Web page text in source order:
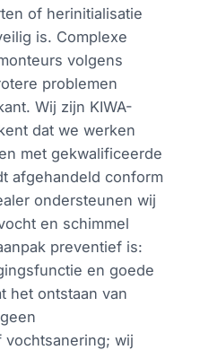
of herinitialisatie
is. Complexe
volgens
problemen
Wij zijn KIWA-
dat we werken
met gekwalificeerde
afgehandeld conform
ondersteunen wij
en schimmel
preventief is:
en goede
het ontstaan van
vochtsanering; wij